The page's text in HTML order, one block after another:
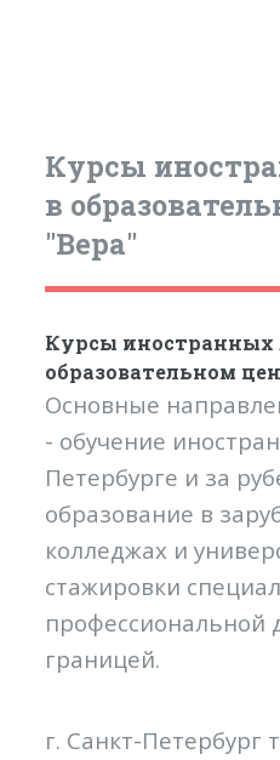
Курсы
в
"Вера"
Курсы иностранных
образовательном
Основные
- обучение
Петербурге и за
образование в
колледжах и
стажировки
профессиональной
границей.
г. Санкт-Петербург